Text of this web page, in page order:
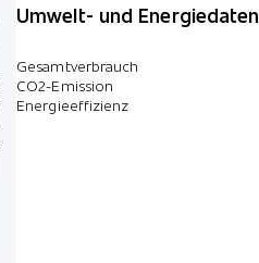
Umwelt- und Energiedaten
Gesamtverbrauch
CO2-Emission
Energieeffizienz